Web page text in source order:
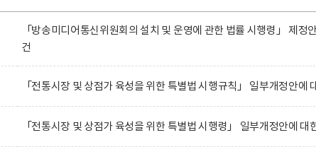
「방송미디어통신위원회의 설치 및 운영에 관한 법률 시행령」 제정
건
「전통시장 및 상점가 육성을 위한 특별법 시행규칙」 일부개정안에
「전통시장 및 상점가 육성을 위한 특별법 시행령」 일부개정안에